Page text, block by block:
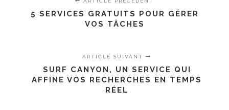
5 SERVICES GRATUITS POUR GÉRER
VOS TÂCHES
ARTICLE SUIVANT
SURF CANYON, UN SERVICE QUI
AFFINE VOS RECHERCHES EN TEMPS
RÉEL